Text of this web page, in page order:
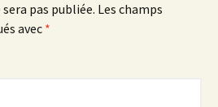
pas publiée. Les champs
avec *